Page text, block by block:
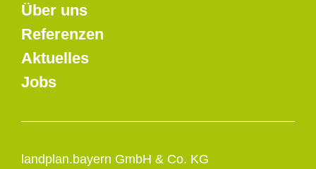
landplan.bayern GmbH & Co. KG
Über uns
Referenzen
Aktuelles
Jobs